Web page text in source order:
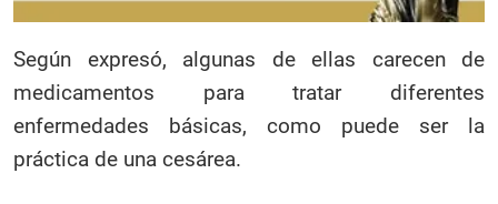
Según expresó, algunas de ellas carecen de
medicamentos para tratar diferentes
enfermedades básicas, como puede ser la
práctica de una cesárea.